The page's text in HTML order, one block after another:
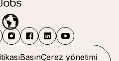
BasınÇerez yönetimi